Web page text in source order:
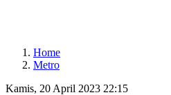
Home
Metro
Kamis, 20 April 2023 22:15